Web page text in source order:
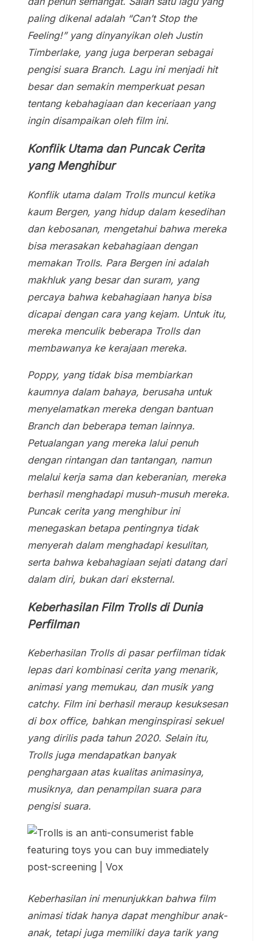
paling dikenal adalah “Can’t Stop the
Feeling!” yang dinyanyikan oleh Justin
Timberlake, yang juga berperan sebagai
pengisi suara Branch. Lagu ini menjadi hit
besar dan semakin memperkuat pesan
tentang kebahagiaan dan keceriaan yang
ingin disampaikan oleh film ini.
Konflik Utama dan Puncak Cerita
yang Menghibur
Konflik utama dalam Trolls muncul ketika
kaum Bergen, yang hidup dalam kesedihan
dan kebosanan, mengetahui bahwa mereka
bisa merasakan kebahagiaan dengan
memakan Trolls. Para Bergen ini adalah
makhluk yang besar dan suram, yang
percaya bahwa kebahagiaan hanya bisa
dicapai dengan cara yang kejam. Untuk itu,
mereka menculik beberapa Trolls dan
membawanya ke kerajaan mereka.
Poppy, yang tidak bisa membiarkan
kaumnya dalam bahaya, berusaha untuk
menyelamatkan mereka dengan bantuan
Branch dan beberapa teman lainnya.
Petualangan yang mereka lalui penuh
dengan rintangan dan tantangan, namun
melalui kerja sama dan keberanian, mereka
berhasil menghadapi musuh-musuh mereka.
Puncak cerita yang menghibur ini
menegaskan betapa pentingnya tidak
menyerah dalam menghadapi kesulitan,
serta bahwa kebahagiaan sejati datang dari
dalam diri, bukan dari eksternal.
Keberhasilan Film Trolls di Dunia
Perfilman
Keberhasilan Trolls di pasar perfilman tidak
lepas dari kombinasi cerita yang menarik,
animasi yang memukau, dan musik yang
catchy. Film ini berhasil meraup kesuksesan
di box office, bahkan menginspirasi sekuel
yang dirilis pada tahun 2020. Selain itu,
Trolls juga mendapatkan banyak
penghargaan atas kualitas animasinya,
musiknya, dan penampilan suara para
pengisi suara.
Keberhasilan ini menunjukkan bahwa film
animasi tidak hanya dapat menghibur anak-
anak, tetapi juga memiliki daya tarik yang